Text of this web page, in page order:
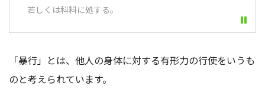
若しくは科料に処する。
「暴行」とは、他人の身体に対する有形力の行使をいうも
のと考えられています。